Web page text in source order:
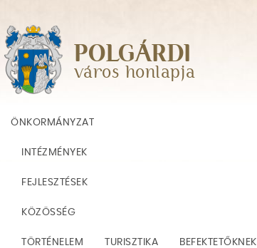
to
main
navigation
POLGÁRDI
város honlapja
ÖNKORMÁNYZAT
INTÉZMÉNYEK
FEJLESZTÉSEK
KÖZÖSSÉG
TÖRTÉNELEM TURISZTIKA BEFEKTETŐKNEK